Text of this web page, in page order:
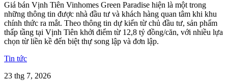
Giá bán Vịnh Tiên Vinhomes Green Paradise hiện là một trong
những thông tin được nhà đầu tư và khách hàng quan tâm khi khu
chính thức ra mắt. Theo thông tin dự kiến từ chủ đầu tư, sản phẩm
thấp tầng tại Vịnh Tiên khởi điểm từ 12,8 tỷ đồng/căn, với nhiều lựa
chọn từ liền kề đến biệt thự song lập và đơn lập.
Tin tức
23 thg 7, 2026